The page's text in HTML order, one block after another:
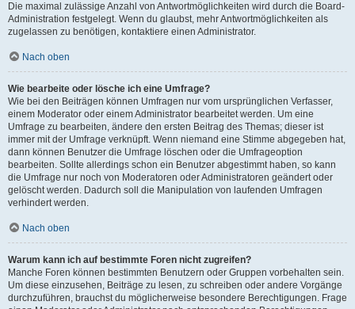
Die maximal zulässige Anzahl von Antwortmöglichkeiten wird durch die Board-
Administration festgelegt. Wenn du glaubst, mehr Antwortmöglichkeiten als
zugelassen zu benötigen, kontaktiere einen Administrator.
Nach oben
Wie bearbeite oder lösche ich eine Umfrage?
Wie bei den Beiträgen können Umfragen nur vom ursprünglichen Verfasser,
einem Moderator oder einem Administrator bearbeitet werden. Um eine
Umfrage zu bearbeiten, ändere den ersten Beitrag des Themas; dieser ist
immer mit der Umfrage verknüpft. Wenn niemand eine Stimme abgegeben hat,
dann können Benutzer die Umfrage löschen oder die Umfrageoption
bearbeiten. Sollte allerdings schon ein Benutzer abgestimmt haben, so kann
die Umfrage nur noch von Moderatoren oder Administratoren geändert oder
gelöscht werden. Dadurch soll die Manipulation von laufenden Umfragen
verhindert werden.
Nach oben
Warum kann ich auf bestimmte Foren nicht zugreifen?
Manche Foren können bestimmten Benutzern oder Gruppen vorbehalten sein.
Um diese einzusehen, Beiträge zu lesen, zu schreiben oder andere Vorgänge
durchzuführen, brauchst du möglicherweise besondere Berechtigungen. Frage